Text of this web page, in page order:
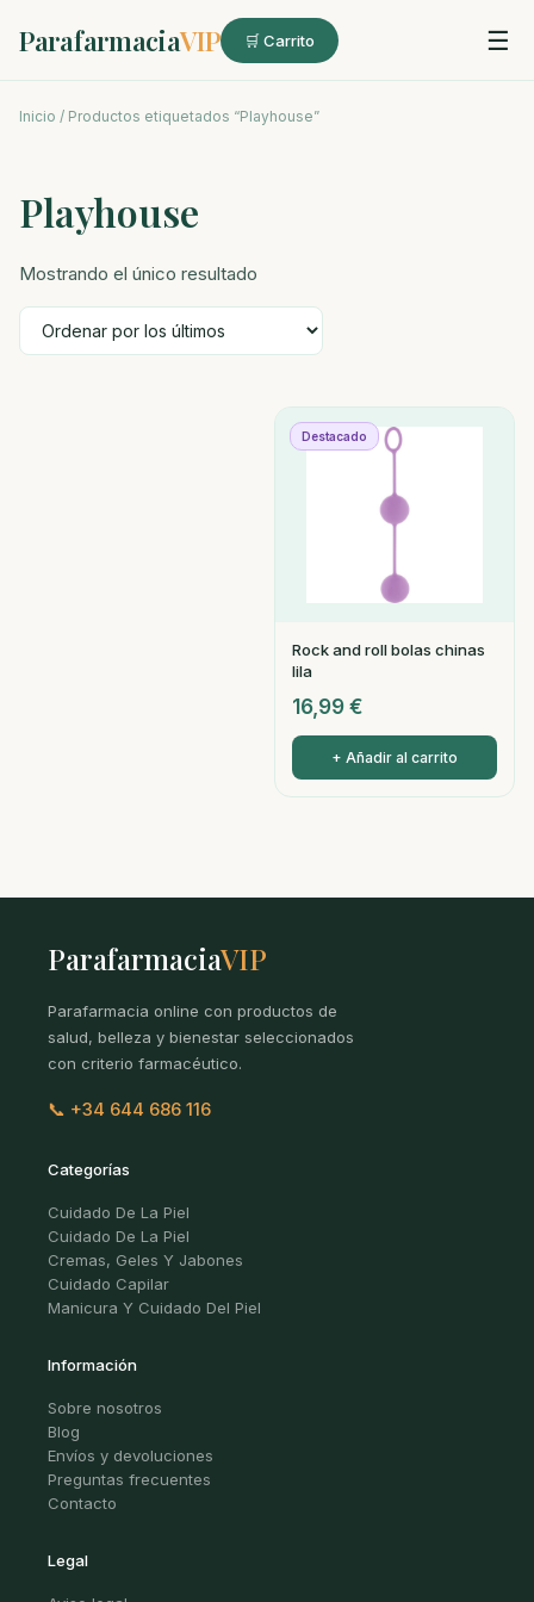
ParafarmaciaVIP 🛒 Carrito ☰
Inicio / Productos etiquetados “Playhouse”
Playhouse
Mostrando el único resultado
Destacado
Rock and roll bolas chinas
lila
16,99 €
+ Añadir al carrito
ParafarmaciaVIP
Parafarmacia online con productos de
salud, belleza y bienestar seleccionados
con criterio farmacéutico.
📞 +34 644 686 116
Categorías
Cuidado De La Piel
Cuidado De La Piel
Cremas, Geles Y Jabones
Cuidado Capilar
Manicura Y Cuidado Del Piel
Información
Sobre nosotros
Blog
Envíos y devoluciones
Preguntas frecuentes
Contacto
Legal